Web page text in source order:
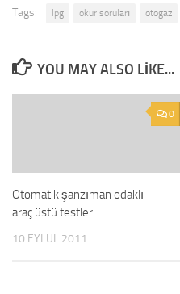
Tags: lpg okur soruları otogaz
YOU MAY ALSO LIKE...
0
Otomatik şanzıman odaklı
araç üstü testler
10 EYLÜL 2011